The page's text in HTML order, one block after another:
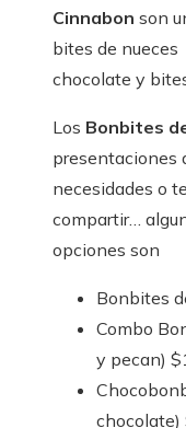
Cinnabon son
bites de
chocolate y
Los Bonbites
presentaciones
necesidades o
compartir…
opciones son
Bonbites
Combo
y pecan)
chocolate)